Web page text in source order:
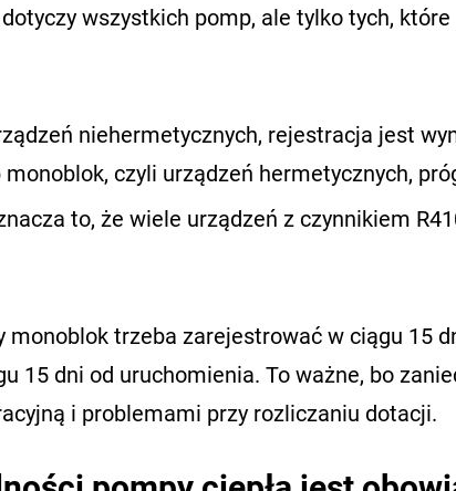
wszystkich pomp, ale tylko tych,
niehermetycznych, rejestracja jest
monoblok, czyli urządzeń hermetycznych,
to, że wiele urządzeń z czynnikiem
trzeba zarejestrować w ciągu 15
15 dni od uruchomienia. To ważne, bo
i problemami przy rozliczaniu dotacji.